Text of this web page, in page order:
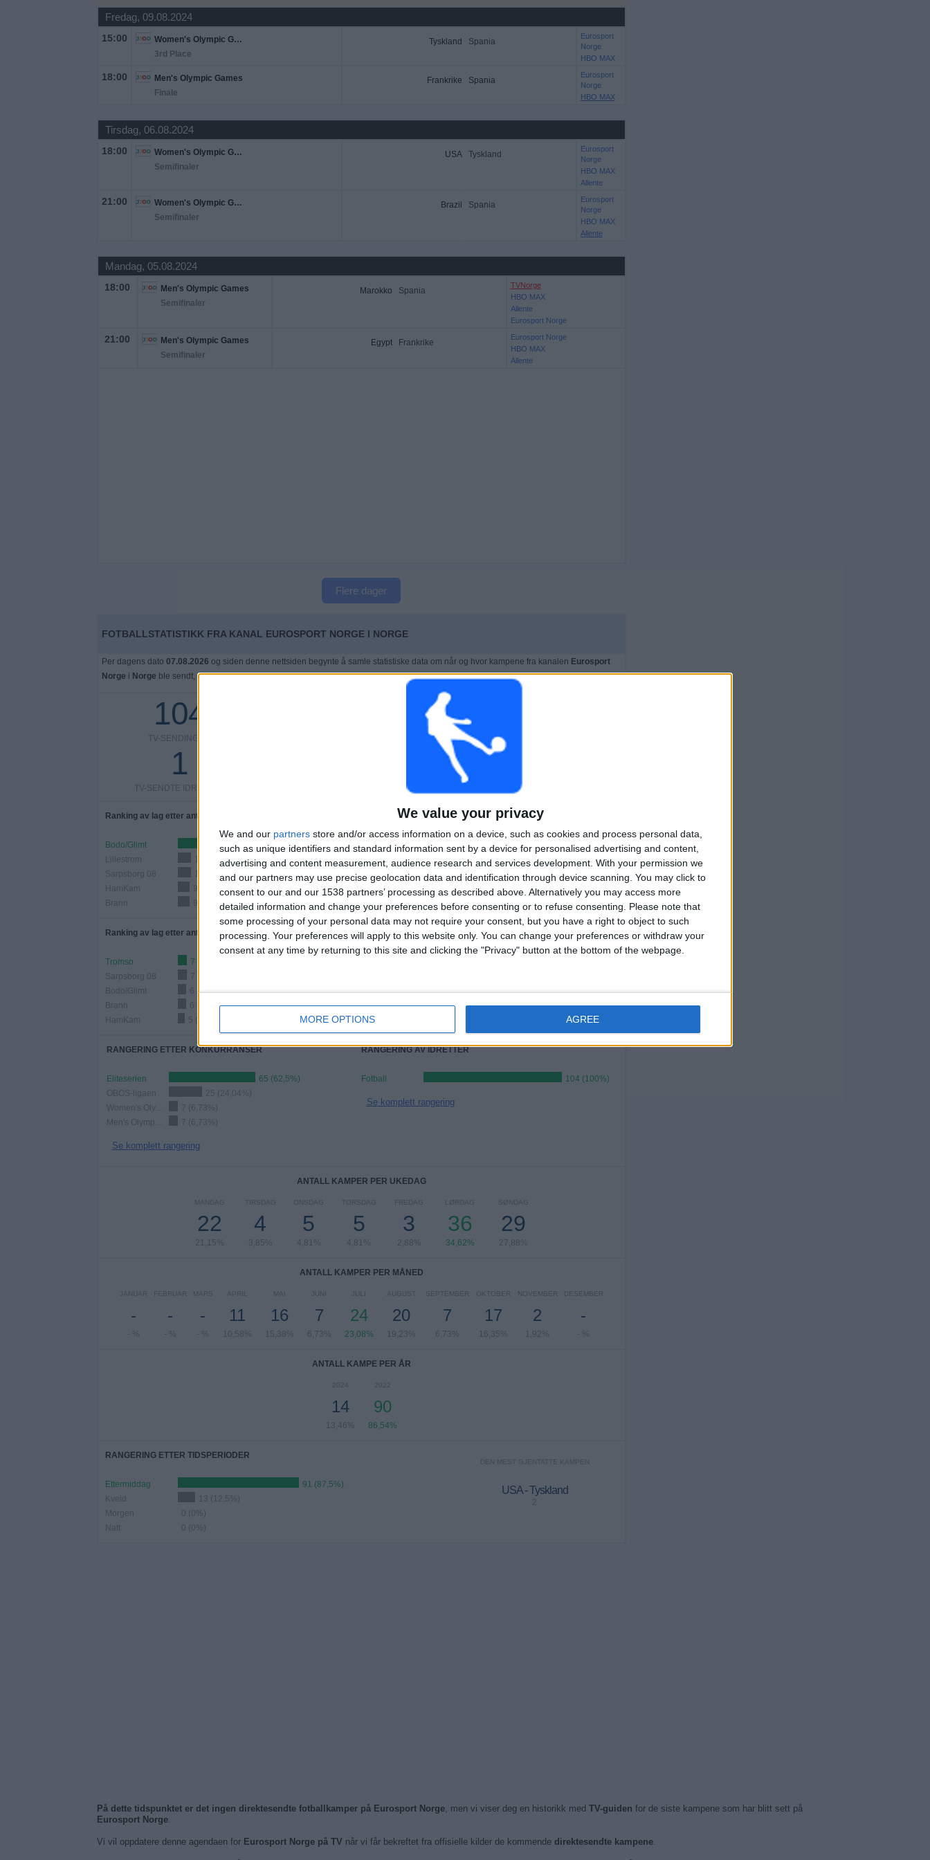
We value your privacy
We and our partners store and/or access information on a device, such as cookies and process personal data,
such as unique identifiers and standard information sent by a device for personalised advertising and content,
advertising and content measurement, audience research and services development. With your permission we
and our partners may use precise geolocation data and identification through device scanning. You may click to
consent to our and our 1538 partners’ processing as described above. Alternatively you may access more
detailed information and change your preferences before consenting or to refuse consenting.
Please note that
some processing of your personal data may not require your consent, but you have a right to object to such
processing. Your preferences will apply to this website only. You can change your preferences or withdraw your
consent at any time by returning to this site and clicking the "Privacy" button at the bottom of the webpage.
MORE OPTIONS AGREE
Fredag, 09.08.2024
15:00
Women's Olympic Games
3rd Place
Tyskland Spania
Eurosport
Norge
HBO MAX
18:00
Men's Olympic Games
Finale
Frankrike Spania
Eurosport
Norge
HBO MAX
Tirsdag, 06.08.2024
18:00
Women's Olympic Games
Semifinaler
USA Tyskland
Eurosport
Norge
HBO MAX
Allente
21:00
Women's Olympic Games
Semifinaler
Brazil Spania
Eurosport
Norge
HBO MAX
Allente
Mandag, 05.08.2024
18:00
Men's Olympic Games
Semifinaler
Marokko Spania
TVNorge
HBO MAX
Allente
Eurosport Norge
21:00
Men's Olympic Games
Semifinaler
Egypt Frankrike
Eurosport Norge
HBO MAX
Allente
Flere dager
FOTBALLSTATISTIKK FRA KANAL EUROSPORT NORGE I NORGE
Per dagens dato 07.08.2026 og siden denne nettsiden begynte å samle statistiske data om når og hvor kampene fra kanalen Eurosport
Norge i Norge ble sendt, som var den02.04.2022, kan vi gi følgende data:
104
TV-SENDINGER TV-SENDTE LAG
1
TV-SENDTE IDRETTER
Ranking av lag etter antall kamper
Bodo/Glimt
17 (16,35%)
Lillestrom
10 (9,62%)
Sarpsborg 08
10 (9,62%)
HamKam
9 (8,65%)
Brann
9 (8,65%)
SISTE KAMP
Frankrike - Spania
09.08.2024 Men's Olympic Games
Ranking av lag etter antall hjemmekamper
Tromso
7 (6,73%)
Sarpsborg 08
7 (6,73%)
Bodo/Glimt
6 (5,77%)
Brann
6 (5,77%)
HamKam
5 (4,81%)
Ranking av lag etter antall bortekamper
Lillestrom
5 (4,81%)
Kristiansund
5 (4,81%)
Stromsgodset
RANGERING ETTER KONKURRANSER
Eliteserien
65 (62,5%)
OBOS-ligaen
25 (24,04%)
7 (6,73%)
7 (6,73%)
Se komplett rangering
RANGERING AV IDRETTER
Fotball 104 (100%)
Se komplett rangering
ANTALL KAMPER PER UKEDAG
MANDAG
22
21,15%
TIRSDAG
4
3,85%
ONSDAG
5
4,81%
TORSDAG
5
4,81%
FREDAG
3
2,88%
LØRDAG
36
34,62%
SØNDAG
29
27,88%
ANTALL KAMPER PER MÅNED
JANUAR
-
- %
FEBRUAR
-
- %
MARS
-
- %
APRIL
11
10,58%
MAI
16
15,38%
JUNI
7
6,73%
JULI
24
23,08%
AUGUST
20
19,23%
SEPTEMBER
7
6,73%
OKTOBER
17
16,35%
NOVEMBER
2
1,92%
DESEMBER
-
- %
ANTALL KAMPE PER ÅR
2024
14
13,46%
2022
90
86,54%
RANGERING ETTER TIDSPERIODER
Ettermiddag
91 (87,5%)
Kveld
13 (12,5%)
Morgen
0 (0%)
Natt
0 (0%)
DEN MEST GJENTATTE KAMPEN
USA - Tyskland
2
På dette tidspunktet er det ingen direktesendte fotballkamper på Eurosport Norge, men vi viser deg en historikk med TV-guiden for de siste kampene som har blitt sett på
Eurosport Norge.
Vi vil oppdatere denne agendaen for Eurosport Norge på TV når vi får bekreftet fra offisielle kilder de kommende direktesendte kampene.